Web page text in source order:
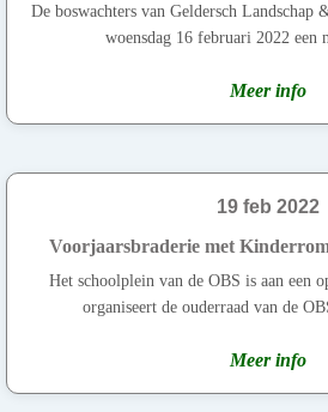
De boswachters van Geldersch Landschap
woensdag 16 februari 2022 een
Meer info
19 feb 2022
Voorjaarsbraderie met
Het schoolplein van de OBS is aan een
organiseert de ouderraad van de
Meer info